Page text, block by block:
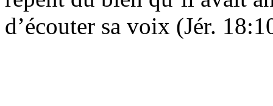
d’écouter sa voix (Jér.